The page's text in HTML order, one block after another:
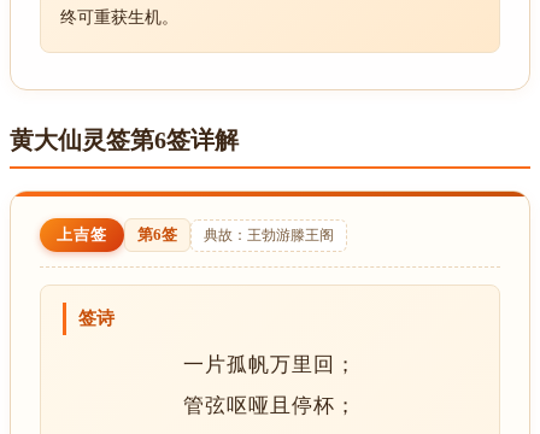
终可重获生机。
黄大仙灵签第6签详解
上吉签 第6签 典故：王勃游滕王阁
签诗
一片孤帆万里回；
管弦呕哑且停杯；